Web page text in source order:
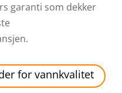
garanti som dekker
for vannkvalitet